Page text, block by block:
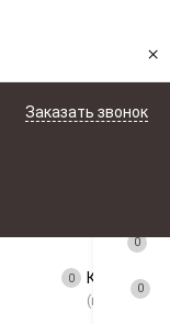
×
Заказать звонок
0 Корзина
(пусто)
0
0